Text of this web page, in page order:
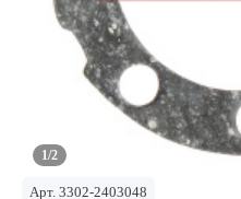
1/2
Арт. 3302-2403048